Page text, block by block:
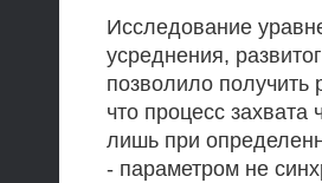
Исследование
усреднения,
позволило
что процесс захвата
лишь при
- параметром не